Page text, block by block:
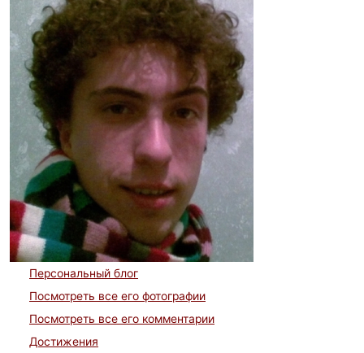
Персональный блог
Посмотреть все его фотографии
Посмотреть все его комментарии
Достижения